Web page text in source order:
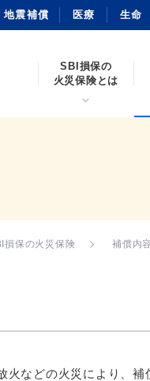
地震補償 医療 生命
SBI損保の
火災保険とは
損保の火災保険 補償内容
火などの火災により、補